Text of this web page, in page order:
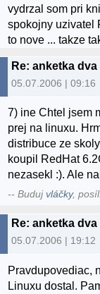
vydrzal som pri
spokojny uzivatel
to nove ... takze
05.07.2006 | 09:16
7) ine Chtel jsem
prej na linuxu.
distribuce ze
koupil RedHat
nezasekl :). Ale
-- Budujvláčky,
05.07.2006 | 19:12
Pravdupovediac,
Linuxu dostal.